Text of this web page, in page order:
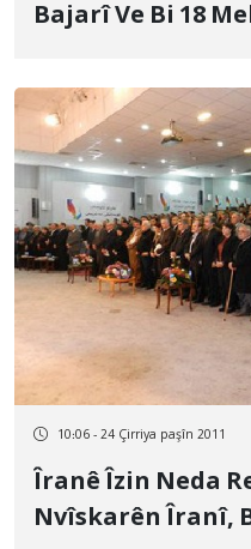
Bajarî Ve Bi 18
10:06 - 24 Çirriya paşîn 2011
Îranê Îzin Neda
Nvîskarên Îranî,